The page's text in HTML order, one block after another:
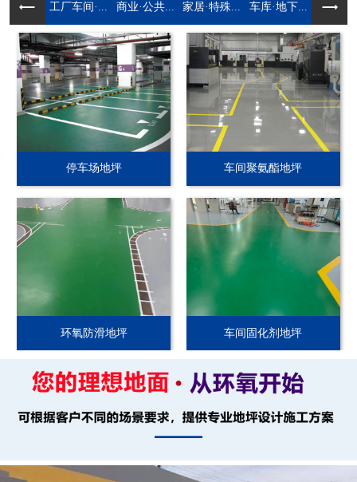
工厂车间·... 商业·公共... 家居·特殊... 车库·地下...
停车场地坪 车间聚氨酯地坪
环氧防滑地坪 车间固化剂地坪